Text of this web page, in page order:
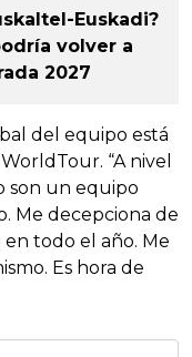
Euskadi?
volver a
2027
del equipo está
“A nivel
son un equipo
Me decepciona de
todo el año. Me
Es hora de